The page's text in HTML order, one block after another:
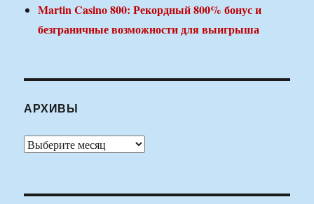
Martin Casino 800: Рекордный 800% бонус и
безграничные возможности для выигрыша
АРХИВЫ
Архивы